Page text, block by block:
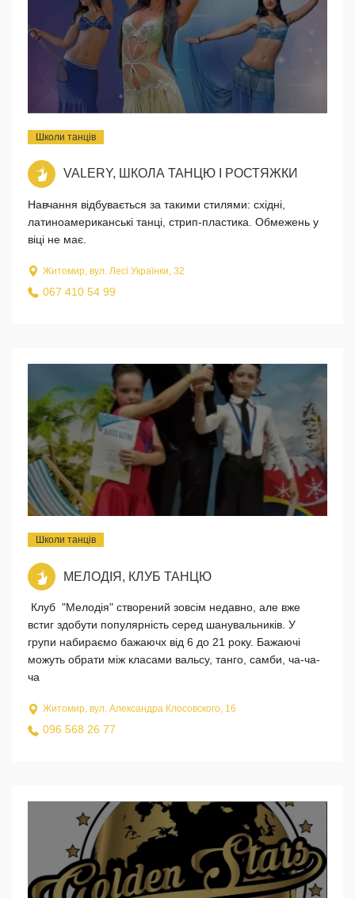
Школи танців
VALERY, ШКОЛА ТАНЦЮ І РОСТЯЖКИ
Навчання відбувається за такими стилями: східні,
латиноамериканські танці, стрип-пластика. Обмежень у
віці не має.
Житомир, вул. Лесі Українки, 32
067 410 54 99
Школи танців
МЕЛОДІЯ, КЛУБ ТАНЦЮ
Клуб "Мелодія" створений зовсім недавно, але вже
встиг здобути популярність серед шанувальників. У
групи набираємо бажаючх від 6 до 21 року. Бажаючі
можуть обрати між класами вальсу, танго, самби, ча-ча-
ча
Житомир, вул. Александра Клосовского, 16
096 568 26 77